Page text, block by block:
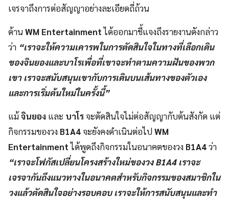
เจรจาถึงการต่อสัญญาอย่างละเอียดถี่ถ้วน
ด้านWM Entertainmentได้ออกมาชี้แจงถึงรายงานดังกล่าว
ว่า “เราจะให้ความเคารพในการตัดสินใจในทางที่เลือกเดิน
ของจินยองและบาโรเพื่อที่เขาจะทำตามความฝันของพวก
เขา เราจะสนับสนุนเขากับการเดินบนเส้นทางของตัวเอง
และการเริ่มต้นใหม่ในครั้งนี้”
แม้จินยอง และ บาโร จะตัดสินใจไม่ต่อสัญญากับต้นสังกัด แต่
กิจกรรมของวง B1A4 จะยังคงดำเนินต่อไปWM
Entertainmentได้พูดถึงกิจกรรมในอนาคตของวง B1A4ว่า
“เราจะโฟกัสเปลี่ยนโครงสร้างใหม่ของวง B1A4 เราจะ
เจรจากันถึงแนวทางในอนาคตสำหรับกิจกรรมของสมาชิกใน
วงแล้วตัดสินใจอย่างรอบคอบ เราจะให้การสนับสนุนและทำ